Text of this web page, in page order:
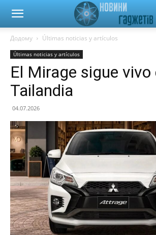
Новини
гаджетів
автомобілів
Додому Últimas noticias y artículos
Últimas noticias y artículos
El Mirage sigue vivo
Tailandia
04.07.2026